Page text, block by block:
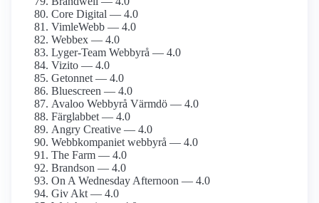
Core Digital — 4.0
VimleWebb — 4.0
Webbex — 4.0
Lyger-Team Webbyrå — 4.0
Vizito — 4.0
Getonnet — 4.0
Bluescreen — 4.0
Avaloo Webbyrå Värmdö — 4.0
Färglabbet — 4.0
Angry Creative — 4.0
Webbkompaniet webbyrå — 4.0
The Farm — 4.0
Brandson — 4.0
On A Wednesday Afternoon — 4.0
Giv Akt — 4.0